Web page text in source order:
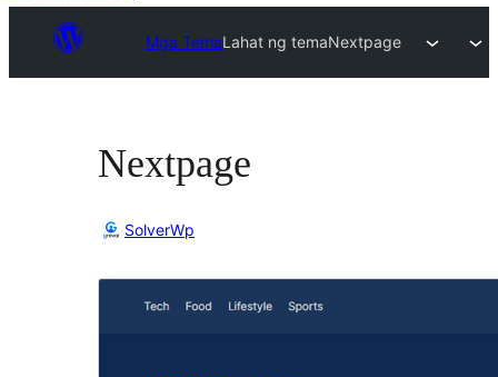
Mga TemaLahat ng temaNextpage
Nextpage
SolverWp